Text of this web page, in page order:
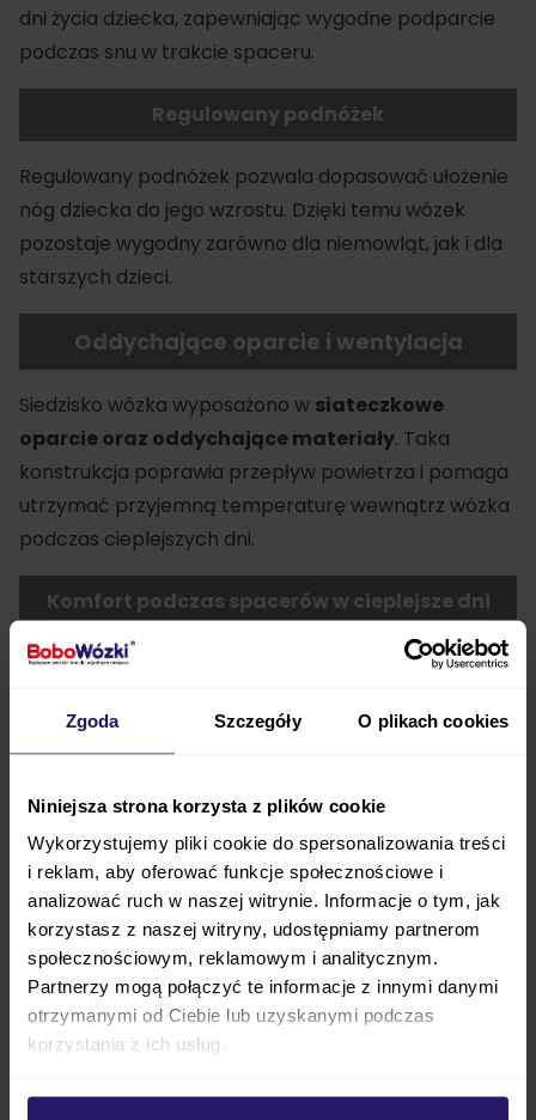
Zgoda Szczegóły O plikach cookies
Niniejsza strona korzysta z plików cookie
Wykorzystujemy pliki cookie do spersonalizowania treści
i reklam, aby oferować funkcje społecznościowe i
analizować ruch w naszej witrynie. Informacje o tym, jak
korzystasz z naszej witryny, udostępniamy partnerom
społecznościowym, reklamowym i analitycznym.
Partnerzy mogą połączyć te informacje z innymi danymi
otrzymanymi od Ciebie lub uzyskanymi podczas
korzystania z ich usług.
dni życia dziecka, zapewniając wygodne podparcie
podczas snu w trakcie spaceru.
Regulowany podnóżek
Regulowany podnóżek pozwala dopasować ułożenie
nóg dziecka do jego wzrostu. Dzięki temu wózek
pozostaje wygodny zarówno dla niemowląt, jak i dla
starszych dzieci.
Oddychające oparcie i wentylacja
Siedzisko wózka wyposażono w siateczkowe
oparcie oraz oddychające materiały. Taka
konstrukcja poprawia przepływ powietrza i pomaga
utrzymać przyjemną temperaturę wewnątrz wózka
podczas cieplejszych dni.
Komfort podczas spacerów w cieplejsze dni
Dobra wentylacja siedziska zwiększa komfort
spacerów, kiedy naturalny przepływ powietrza ma
duże znaczenie.
Duża budka przeciwsłoneczna
Budka wózka chroni dziecko przed słońcem oraz
wiatrem. Materiał posiada filtr UPF50+, który
ogranicza przenikanie promieniowania słonecznego i
pomaga stworzyć dziecku bardziej komfortową
przestrzeń podczas spaceru.